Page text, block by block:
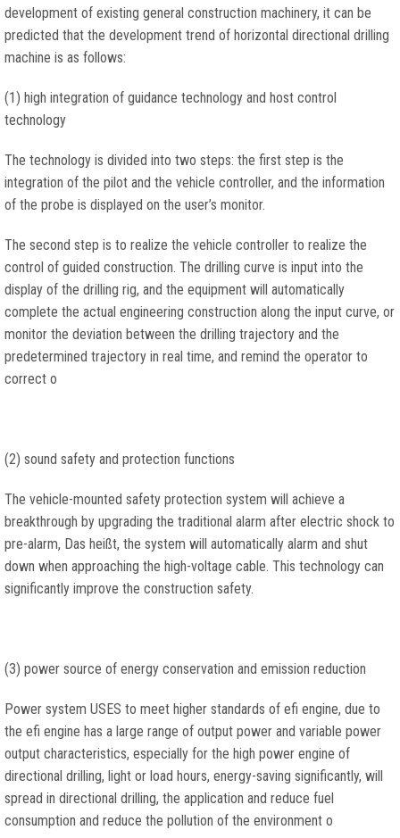
development of existing general construction machinery, it can be
predicted that the development trend of horizontal directional drilling
machine is as follows:
(1) high integration of guidance technology and host control
technology
The technology is divided into two steps: the first step is the
integration of the pilot and the vehicle controller, and the information
of the probe is displayed on the user’s monitor.
The second step is to realize the vehicle controller to realize the
control of guided construction. The drilling curve is input into the
display of the drilling rig, and the equipment will automatically
complete the actual engineering construction along the input curve, or
monitor the deviation between the drilling trajectory and the
predetermined trajectory in real time, and remind the operator to
correct o
(2) sound safety and protection functions
The vehicle-mounted safety protection system will achieve a
breakthrough by upgrading the traditional alarm after electric shock to
pre-alarm, Das heißt, the system will automatically alarm and shut
down when approaching the high-voltage cable. This technology can
significantly improve the construction safety.
(3) power source of energy conservation and emission reduction
Power system USES to meet higher standards of efi engine, due to
the efi engine has a large range of output power and variable power
output characteristics, especially for the high power engine of
directional drilling, light or load hours, energy-saving significantly, will
spread in directional drilling, the application and reduce fuel
consumption and reduce the pollution of the environment o